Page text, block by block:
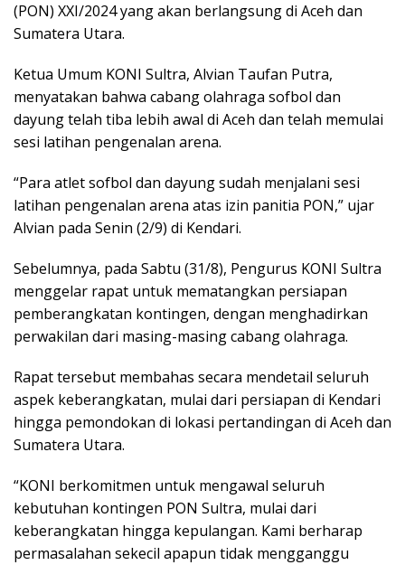
(PON) XXI/2024 yang akan berlangsung di Aceh dan
Sumatera Utara.
Ketua Umum KONI Sultra, Alvian Taufan Putra,
menyatakan bahwa cabang olahraga sofbol dan
dayung telah tiba lebih awal di Aceh dan telah memulai
sesi latihan pengenalan arena.
“Para atlet sofbol dan dayung sudah menjalani sesi
latihan pengenalan arena atas izin panitia PON,” ujar
Alvian pada Senin (2/9) di Kendari.
Sebelumnya, pada Sabtu (31/8), Pengurus KONI Sultra
menggelar rapat untuk mematangkan persiapan
pemberangkatan kontingen, dengan menghadirkan
perwakilan dari masing-masing cabang olahraga.
Rapat tersebut membahas secara mendetail seluruh
aspek keberangkatan, mulai dari persiapan di Kendari
hingga pemondokan di lokasi pertandingan di Aceh dan
Sumatera Utara.
“KONI berkomitmen untuk mengawal seluruh
kebutuhan kontingen PON Sultra, mulai dari
keberangkatan hingga kepulangan. Kami berharap
permasalahan sekecil apapun tidak mengganggu